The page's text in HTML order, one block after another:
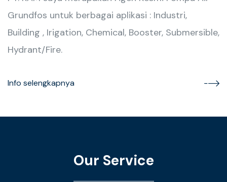
Grundfos untuk berbagai aplikasi : Industri,
Building , Irigation, Chemical, Booster, Submersible,
Hydrant/Fire.
Info selengkapnya
Our Service